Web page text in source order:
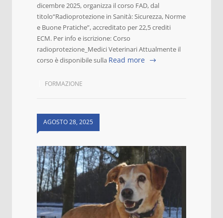
dicembre 2025, organizza il corso FAD, dal
titolo“Radioprotezione in Sanità: Sicurezza, Norme
e Buone Pratiche”, accreditato per 22,5 crediti
ECM. Per info e iscrizione: Corso
radioprotezione_Medici Veterinari Attualmente il
corso è disponibile sulla Read more
FORMAZIONE
AGOSTO 28, 2025